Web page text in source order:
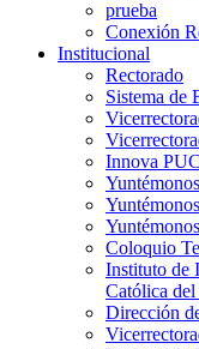
prueba
Conexión
Institucional
Rectorado
Sistema de
Innova
Coloquio
Instituto de
Católica del
Dirección